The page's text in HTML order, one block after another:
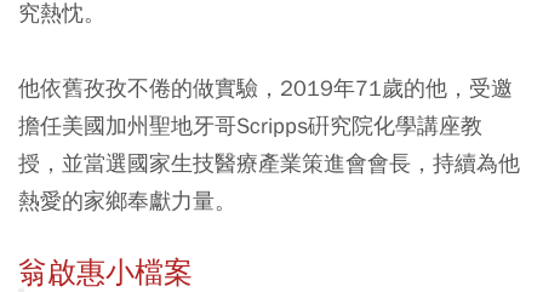
究熱忱。
他依舊孜孜不倦的做實驗，2019年71歲的他，受邀
擔任美國加州聖地牙哥Scripps硏究院化學講座教
授，並當選國家生技醫療產業策進會會長，持續為他
熱愛的家鄉奉獻力量。
翁啟惠小檔案